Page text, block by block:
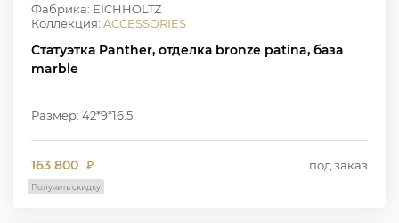
Фабрика: EICHHOLTZ
Коллекция: ACCESSORIES
Статуэтка Panther, отделка bronze patina, база
marble
Размер: 42*9*16.5
163 800 ₽ под заказ
Получить скидку